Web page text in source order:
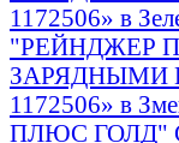
1172506» в
"РЕЙНДЖЕР
ЗАРЯДНЫМИ
1172506» в
ПЛЮС ГОЛД"